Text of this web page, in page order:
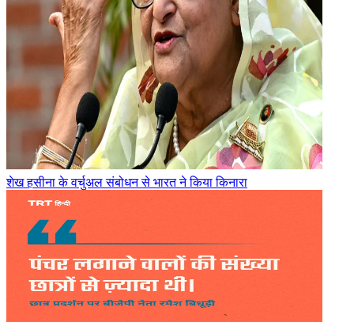
शेख हसीना के वर्चुअल संबोधन से भारत ने किया किनारा